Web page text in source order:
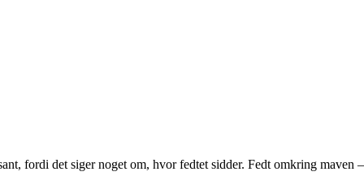
fordi det siger noget om, hvor fedtet sidder. Fedt omkring maven –